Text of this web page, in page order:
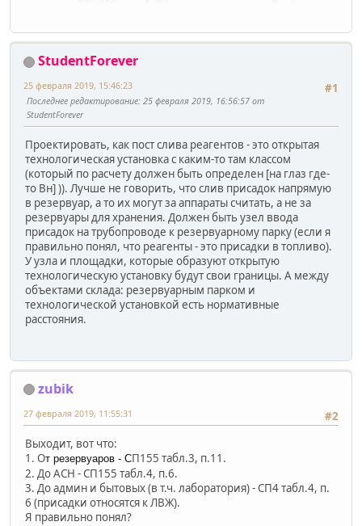
StudentForever
#1
25 февраля 2019, 15:46:23
Последнее редактирование: 25 февраля 2019, 16:56:57 от
StudentForever
Проектировать, как пост слива реагентов - это открытая
технологическая установка с каким-то там классом
(который по расчету должен быть определен [на глаз где-
то Вн] )). Лучше не говорить, что слив присадок напрямую
в резервуар, а то их могут за аппараты считать, а не за
резервуары для хранения. Должен быть узел ввода
присадок на трубопроводе к резервуарному парку (если я
правильно понял, что реагенты - это присадки в топливо).
У узла и площадки, которые образуют открытую
технологическую установку будут свои границы. А между
объектами склада: резервуарным парком и
технологической установкой есть нормативные
расстояния.
zubik
#2
27 февраля 2019, 11:55:31
Выходит, вот что:
1. От резервуаров - СП155 табл.3, п.11.
2. До АСН - СП155 табл.4, п.6.
3. До админ и бытовых (в т.ч. лаборатория) - СП4 табл.4, п.
6 (присадки относятся к ЛВЖ).
Я правильно понял?